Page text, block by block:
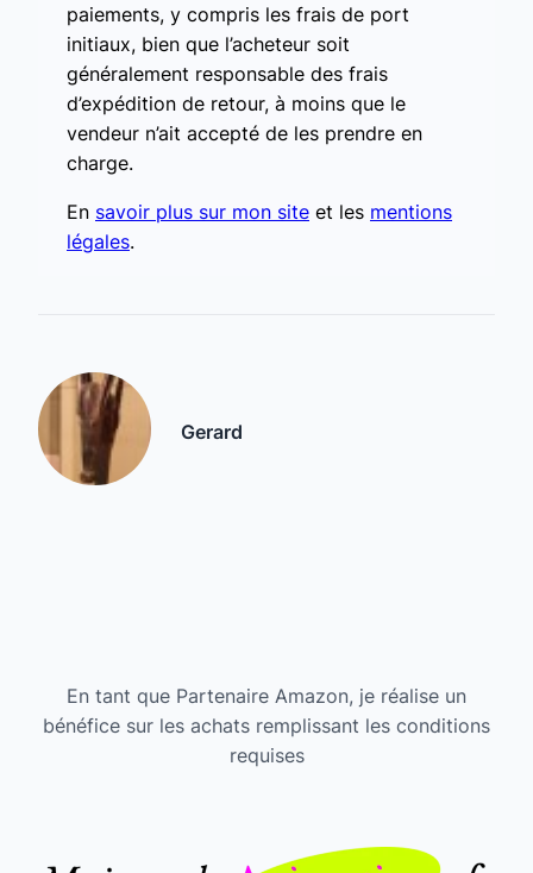
paiements, y compris les frais de port
initiaux, bien que l’acheteur soit
généralement responsable des frais
d’expédition de retour, à moins que le
vendeur n’ait accepté de les prendre en
charge.
En savoir plus sur mon site et les mentions
légales.
Gerard
En tant que Partenaire Amazon, je réalise un
bénéfice sur les achats remplissant les conditions
requises